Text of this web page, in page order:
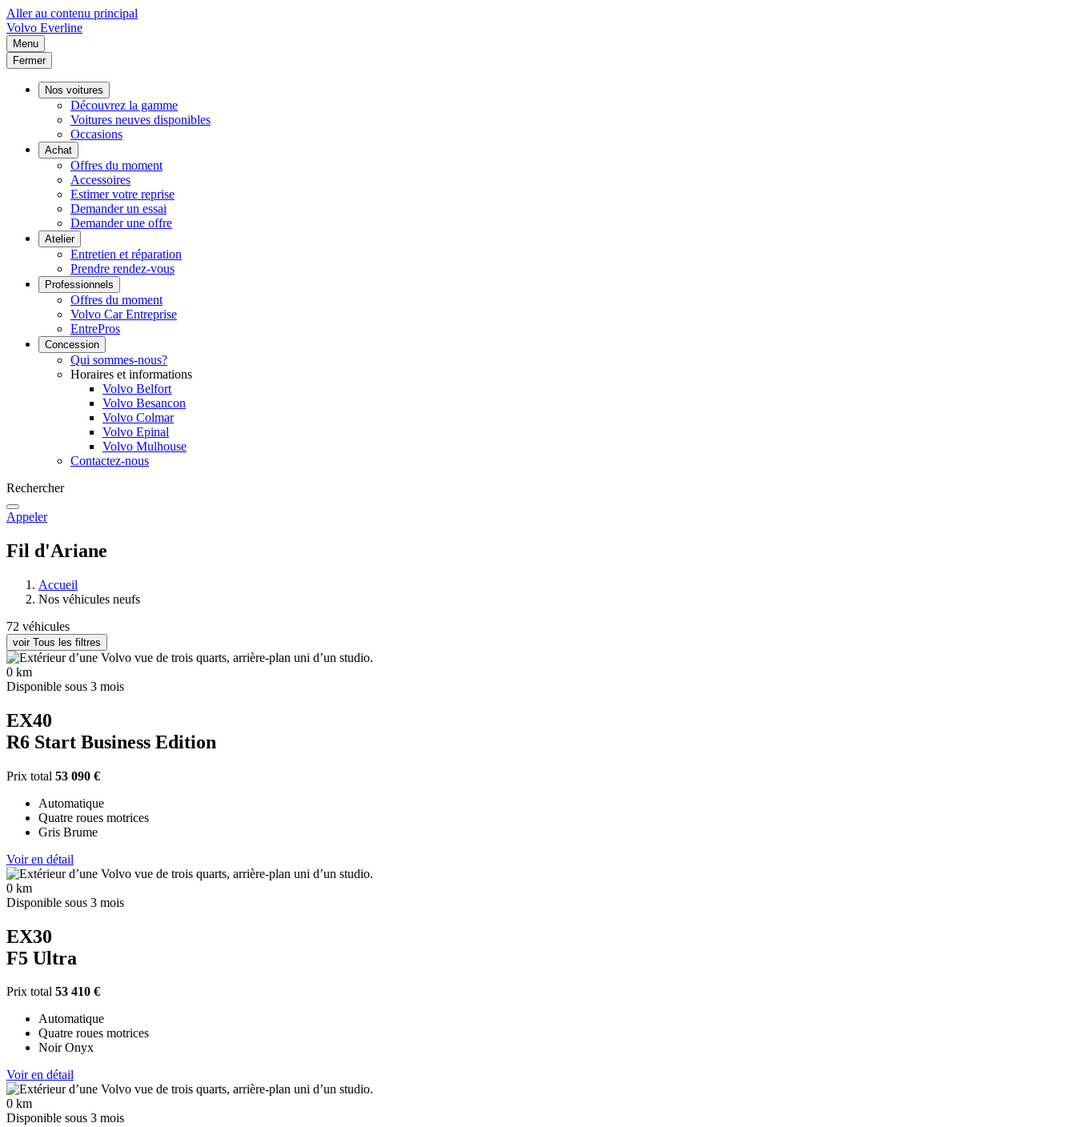
Aller au contenu principal
Volvo Everline
Menu
Fermer
Nos voitures
Découvrez la gamme
Voitures neuves disponibles
Occasions
Achat
Offres du moment
Accessoires
Estimer votre reprise
Demander un essai
Demander une offre
Atelier
Entretien et réparation
Prendre rendez-vous
Professionnels
Offres du moment
Volvo Car Entreprise
EntrePros
Concession
Qui sommes-nous?
Horaires et informations
Volvo Belfort
Volvo Besancon
Volvo Colmar
Volvo Epinal
Volvo Mulhouse
Contactez-nous
Rechercher
Appeler
Fil d'Ariane
Accueil
Nos véhicules neufs
72 véhicules
voir Tous les filtres
0 km
Disponible sous 3 mois
EX40
R6 Start Business Edition
Prix total 53 090 €
Automatique
Quatre roues motrices
Gris Brume
Voir en détail
0 km
Disponible sous 3 mois
EX30
F5 Ultra
Prix total 53 410 €
Automatique
Quatre roues motrices
Noir Onyx
Voir en détail
0 km
Disponible sous 3 mois